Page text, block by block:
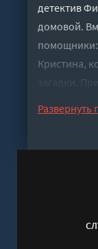
детектив
домовой.
помощники:
Кристина,
загадки.
Развернуть